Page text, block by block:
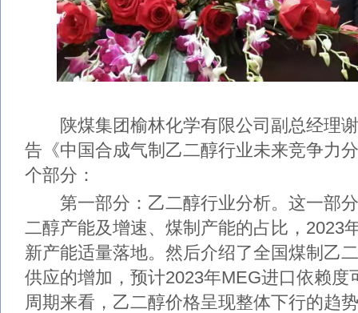
陕煤集团榆林化学有限公司副总经理谢
告《中国合成气制乙二醇行业未来竞争力
个部分：
第一部分：乙二醇行业分析。这一部分
二醇产能及增速、煤制产能的占比，2023
新产能适量落地。然后介绍了全国煤制乙
供应的增加，预计2023年MEG进口依赖度
周期来看，乙二醇价格呈现整体下行的趋